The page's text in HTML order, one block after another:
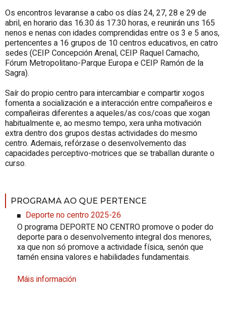
Os encontros levaranse a cabo os días 24, 27, 28 e 29 de
abril, en horario das 16.30 ás 17.30 horas, e reunirán uns 165
nenos e nenas con idades comprendidas entre os 3 e 5 anos,
pertencentes a 16 grupos de 10 centros educativos, en catro
sedes (CEIP Concepción Arenal,CEIP Raquel Camacho,
Fórum Metropolitano-Parque EuropaeCEIP Ramón de la
Sagra).
Saír do propio centro para intercambiar e compartir xogos
fomenta a socialización e a interacción entre compañeiros e
compañeiras diferentes a aqueles/as cos/coas que xogan
habitualmente e, ao mesmo tempo, xera unha motivación
extra dentro dos grupos destas actividades do mesmo
centro. Ademais, refórzase o desenvolvemento das
capacidades perceptivo-motrices que se traballan durante o
curso.
PROGRAMA AO QUE PERTENCE
Deporte no centro 2025-26
O programa DEPORTE NO CENTRO promove o poder do
deporte para o desenvolvemento integral dos menores,
xa que non só promove a actividade física, senón que
tamén ensina valores e habilidades fundamentais.
Máis información